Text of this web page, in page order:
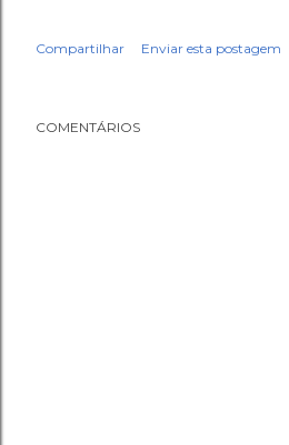
Compartilhar Enviar esta postagem
COMENTÁRIOS